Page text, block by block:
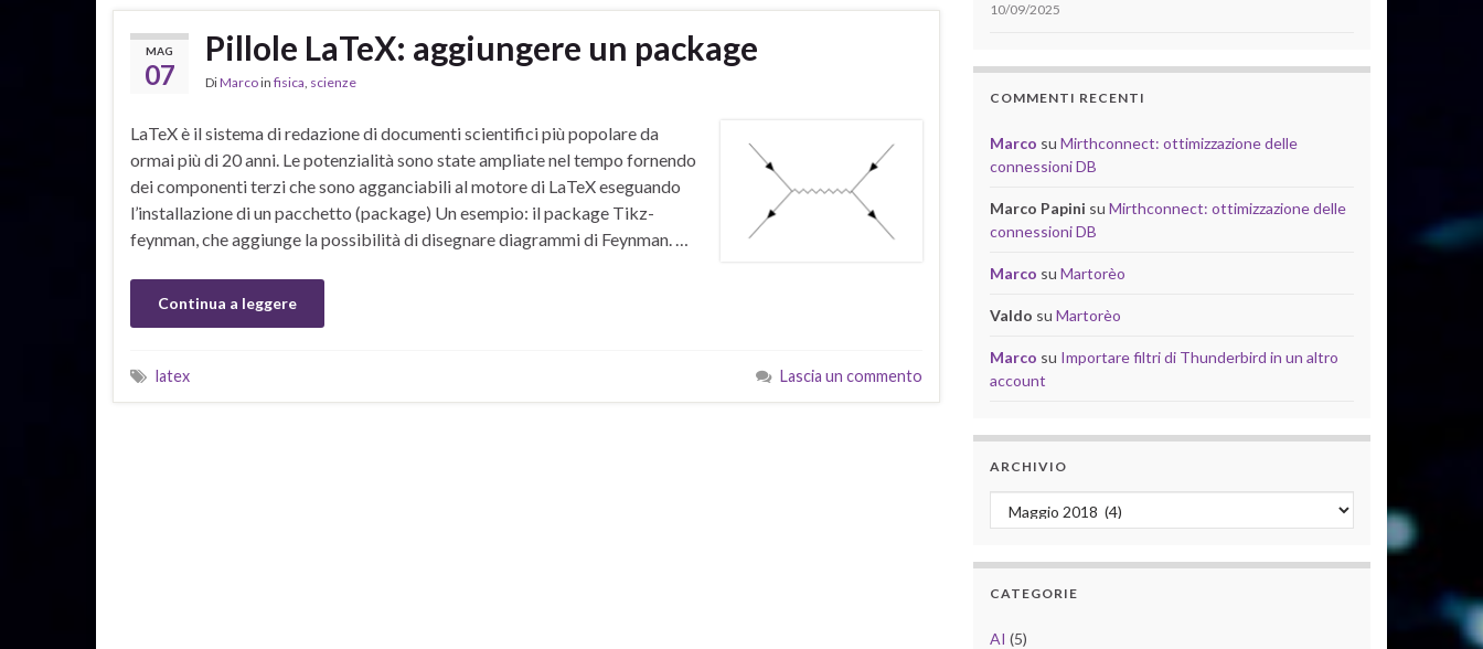
MAG
07
Pillole LaTeX: aggiungere un package
DiMarcoin fisica, scienze
LaTeX è il sistema di redazione di documenti scientifici più popolare da
ormai più di 20 anni. Le potenzialità sono state ampliate nel tempo fornendo
dei componenti terzi che sono agganciabili al motore di LaTeX eseguando
l’installazione di un pacchetto (package) Un esempio: il package Tikz-
feynman, che aggiunge la possibilità di disegnare diagrammi di Feynman. …
Continua a leggere
latex Lascia un commento
10/09/2025
COMMENTI RECENTI
Marco su Mirthconnect: ottimizzazione delle
connessioni DB
Marco Papini su Mirthconnect: ottimizzazione delle
connessioni DB
Marco su Martorèo
Valdo su Martorèo
Marco su Importare filtri di Thunderbird in un altro
account
ARCHIVIO
Archivio
CATEGORIE
AI (5)